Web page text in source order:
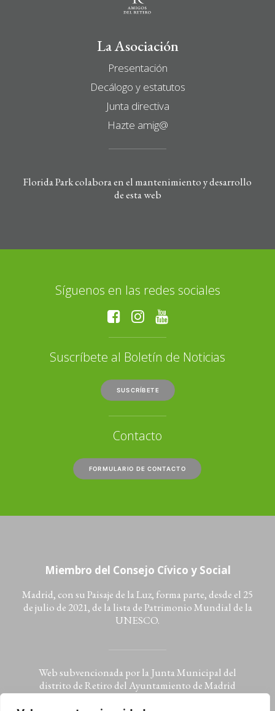
La Asociación
Presentación
Decálogo y estatutos
Junta directiva
Hazte amig@
Florida Park colabora en el mantenimiento y desarrollo
de esta web
Síguenos en las redes sociales
Suscríbete al Boletín de Noticias
SUSCRÍBETE
Contacto
FORMULARIO DE CONTACTO
Miembro del Consejo Cívico y Social
Madrid, con su Paisaje de la Luz, forma parte, desde el 25
de julio de 2021, de la lista de Patrimonio Mundial de la
UNESCO.
Web subvencionada por la Junta Municipal del
distrito de Retiro del Ayuntamiento de Madrid